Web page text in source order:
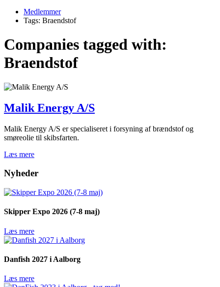
Medlemmer
Tags: Braendstof
Companies tagged with:
Braendstof
Malik Energy A/S
Malik Energy A/S er specialiseret i forsyning af brændstof og
smøreolie til skibsfarten.
Læs mere
Nyheder
Skipper Expo 2026 (7-8 maj)
Læs mere
Danfish 2027 i Aalborg
Læs mere